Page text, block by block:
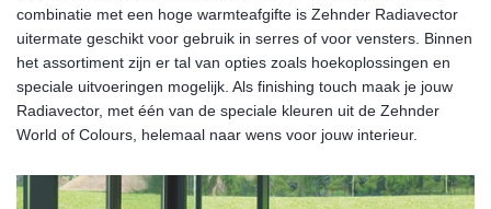
combinatie met een hoge warmteafgifte is Zehnder Radiavector
uitermate geschikt voor gebruik in serres of voor vensters. Binnen
het assortiment zijn er tal van opties zoals hoekoplossingen en
speciale uitvoeringen mogelijk. Als finishing touch maak je jouw
Radiavector, met één van de speciale kleuren uit de Zehnder
World of Colours, helemaal naar wens voor jouw interieur.